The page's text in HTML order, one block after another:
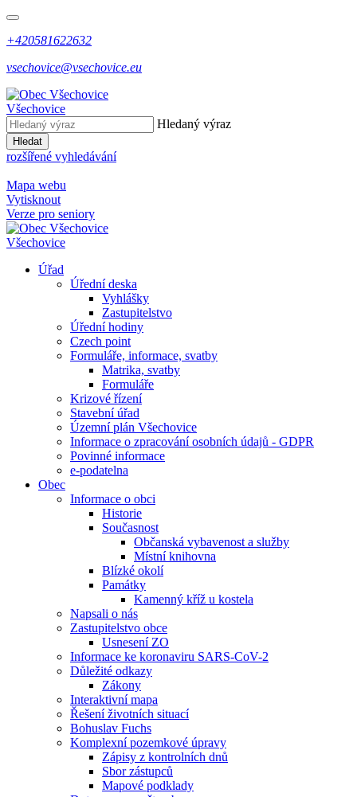
+420581622632
vsechovice@vsechovice.eu
Všechovice
Hledaný výraz
Hledat
rozšířené vyhledávání
Mapa webu
Vytisknout
Verze pro seniory
Všechovice
Úřad
Úřední deska
Vyhlášky
Zastupitelstvo
Úřední hodiny
Czech point
Formuláře, informace, svatby
Matrika, svatby
Formuláře
Krizové řízení
Stavební úřad
Územní plán Všechovice
Informace o zpracování osobních údajů - GDPR
Povinné informace
e-podatelna
Obec
Informace o obci
Historie
Současnost
Občanská vybavenost a služby
Místní knihovna
Blízké okolí
Památky
Kamenný kříž u kostela
Napsali o nás
Zastupitelstvo obce
Usnesení ZO
Informace ke koronaviru SARS-CoV-2
Důležité odkazy
Zákony
Interaktivní mapa
Řešení životních situací
Bohuslav Fuchs
Komplexní pozemkové úpravy
Zápisy z kontrolních dnů
Sbor zástupců
Mapové podklady